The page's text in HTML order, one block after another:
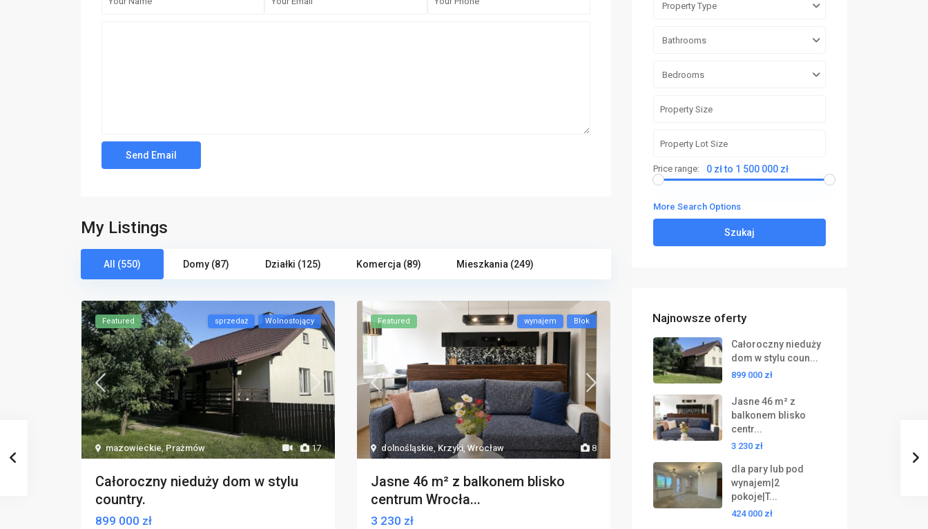
My Listings
All (550) Domy (87) Działki (125) Komercja (89) Mieszkania (249)
17
mazowieckie, Prażmów
Featured sprzedaż Wolnostojący
Całoroczny nieduży dom w stylu
country.
899 000 zł
8
dolnośląskie,Krzyki,Wrocław
Featured wynajem Blok
Jasne 46 m² z balkonem blisko
centrum Wrocła...
3 230 zł
Property Type
Bathrooms
Bedrooms
Price range: 0 zł to 1 500 000 zł
More Search Options
Szukaj
Najnowsze oferty
Całoroczny nieduży
dom w stylu coun...
899 000 zł
Jasne 46 m² z
balkonem blisko
centr...
3 230 zł
dla pary lub pod
wynajem|2
pokoje|T...
424 000 zł